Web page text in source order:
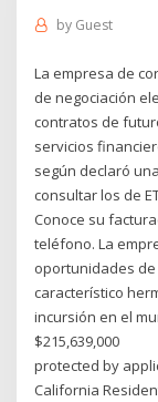
by Guest
La empresa de
de negociación
contratos de
servicios
según declaró
consultar los de
Conoce su
teléfono. La
oportunidades
característico
incursión en el
$215,639,000
protected by
California